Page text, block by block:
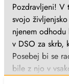
Pozdravljeni! V
svojo
njenem odhodu
v DSO za skrb,
Posebej bi se
bile z njo v